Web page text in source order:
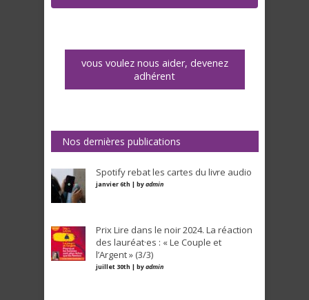
vous voulez nous aider, devenez
adhérent
Nos dernières publications
Spotify rebat les cartes du livre audio
janvier 6th | byadmin
Prix Lire dans le noir 2024. La réaction
des lauréat·es : « Le Couple et
l’Argent » (3/3)
juillet 30th | byadmin